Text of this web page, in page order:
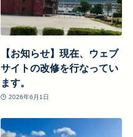
【お知らせ】現在、ウェブ
サイトの改修を行なってい
ます。
2026年6月1日